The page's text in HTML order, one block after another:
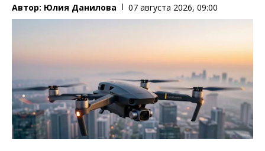
Автор: Юлия Данилова 07 августа 2026, 09:00